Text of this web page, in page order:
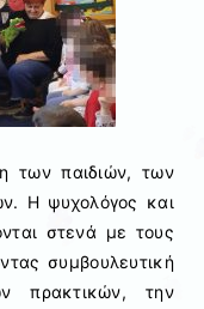
των παιδιών, των
Η ψυχολόγος και
στενά με τους
συμβουλευτική
πρακτικών, την